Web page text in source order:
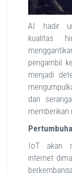
AI hadir
kualitas
pengambil
menjadi
dan
memberikan
IoT akan
internet